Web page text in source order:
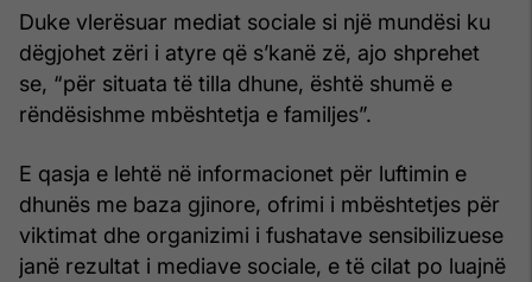
Duke vlerësuar mediat sociale si një mundësi ku
dëgjohet zëri i atyre që s’kanë zë, ajo shprehet
se, “për situata të tilla dhune, është shumë e
rëndësishme mbështetja e familjes”.
E qasja e lehtë në informacionet për luftimin e
dhunës me baza gjinore, ofrimi i mbështetjes për
viktimat dhe organizimi i fushatave sensibilizuese
janë rezultat i mediave sociale, e të cilat po luajnë